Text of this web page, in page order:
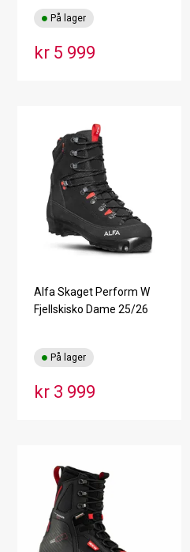
kr 5 999
På lager
Alfa Skaget Perform W
Fjellskisko Dame 25/26
kr 3 999
På lager